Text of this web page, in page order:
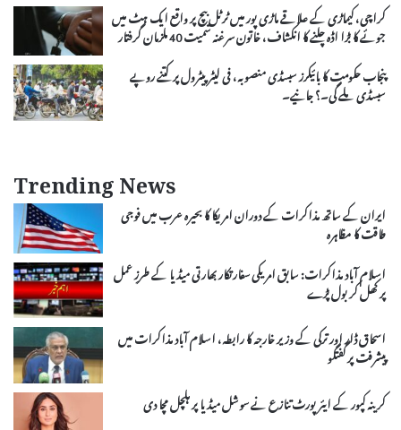
کراچی، کیماڑی کے علاقے ماڑی پور میں ٹرٹل بیچ پر واقع ایک ہٹ میں
جوئے کا بڑا اڈہ چلنے کا انکشاف، خاتون سرغنہ سمیت 40 ملزمان گرفتار
پنجاب حکومت کا بائیکرز سبسڈی منصوبہ، فی لیٹر پیٹرول پر کتنے روپے
سبسڈی ملے گی۔؟ جانیے۔
Trending News
ایران کے ساتھ مذاکرات کے دوران امریکا کا بحیرہ عرب میں فوجی
طاقت کا مظاہرہ
اسلام آباد مذاکرات: سابق امریکی سفارتکار بھارتی میڈیا کے طرزِ عمل
پر کھل کر بول پڑے
اسحاق ڈار اور ترکی کے وزیر خارجہ کا رابطہ، اسلام آباد مذاکرات میں
پیشرفت پر گفتگو
کرینہ کپور کے ایئرپورٹ تنازع نے سوشل میڈیا پر ہلچل مچا دی